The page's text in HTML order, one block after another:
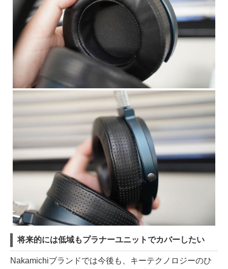
将来的には低域もプラナーユニットでカバーしたい
Nakamichiブランドでは今後も、キーテクノロジーのひ